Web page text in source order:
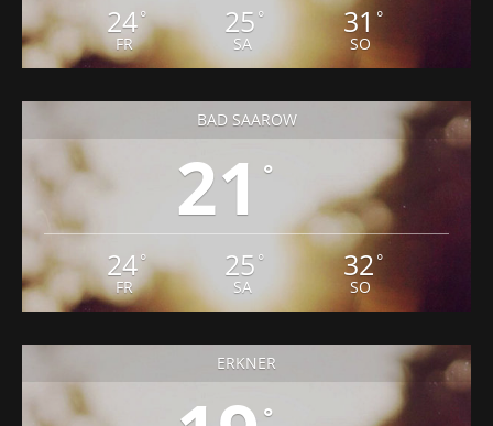
24°
FR
25 °
SA
31 °
SO
BAD SAAROW
21 °
24°
FR
25 °
SA
32 °
SO
ERKNER
°